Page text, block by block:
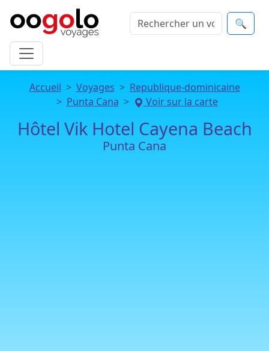
🔍
Accueil Voyages
Republique-dominicaine
Punta Cana
Voir sur la carte
Hôtel Vik Hotel Cayena Beach
Punta Cana